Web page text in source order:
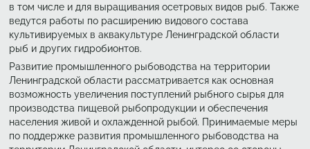
в том числе и для выращивания осетровых видов рыб. Также
ведутся работы по расширению видового состава
культивируемых в аквакультуре Ленинградской области
рыб и других гидробионтов.
Развитие промышленного рыбоводства на территории
Ленинградской области рассматривается как основная
возможность увеличения поступлений рыбного сырья для
производства пищевой рыбопродукции и обеспечения
населения живой и охлажденной рыбой. Принимаемые меры
по поддержке развития промышленного рыбоводства на